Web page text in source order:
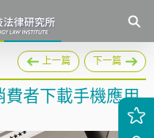
上一篇 下一篇
費者下載手機應用